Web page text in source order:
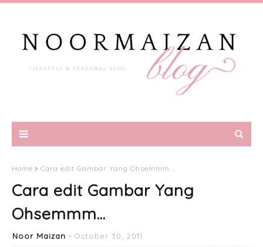
Home Cara edit Gambar Yang Ohsemmm...
Cara edit Gambar Yang
Ohsemmm...
Noor Maizan October 30, 2011